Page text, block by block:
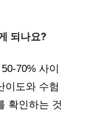
되나요?
70% 사이
이도와 수험
확인하는 것